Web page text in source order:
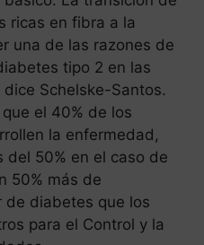
ricas en fibra a la
una de las razones de
tipo 2 en las
Schelske-Santos.
el 40% de los
la enfermedad,
del 50% en el caso de
50% más de
diabetes que los
para el Control y la